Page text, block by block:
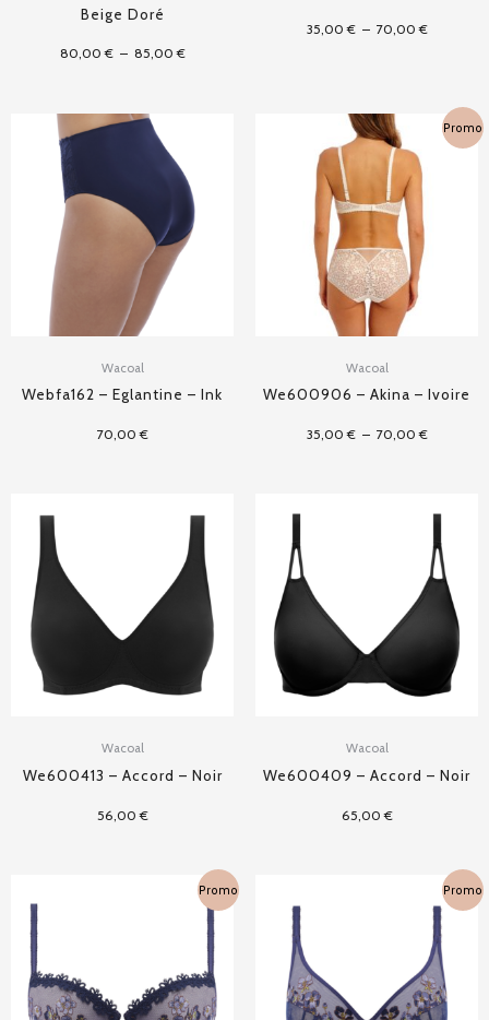
Beige Doré
80,00€ – 85,00€
35,00€ – 70,00€
Wacoal
Webfa162 – Eglantine – Ink
70,00€
Promo
Wacoal
We600906 – Akina – Ivoire
35,00€ – 70,00€
Plage
de
Wacoal
We600413 – Accord – Noir
56,00€
Wacoal
We600409 – Accord – Noir
65,00€
Promo
Plage
prix :
36,00 €
72,00 €
Promo
Plage
prix :
32,50 €
à
65,00 €